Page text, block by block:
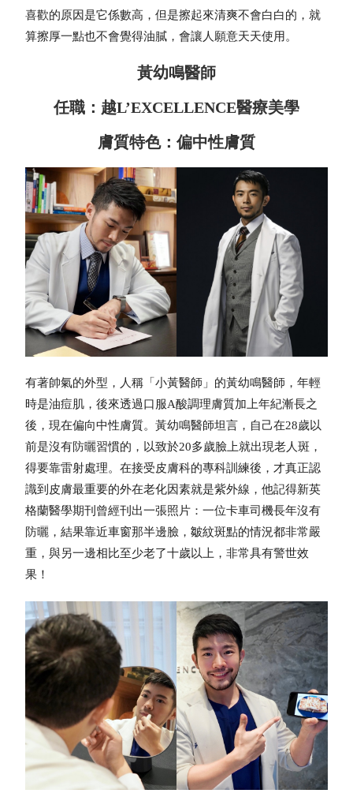
喜歡的原因是它係數高，但是擦起來清爽不會白白的，就
算擦厚一點也不會覺得油膩，會讓人願意天天使用。
黃幼鳴醫師
任職：越L’EXCELLENCE醫療美學
膚質特色：偏中性膚質
有著帥氣的外型，人稱「小黃醫師」的黃幼鳴醫師，年輕
時是油痘肌，後來透過口服A酸調理膚質加上年紀漸長之
後，現在偏向中性膚質。黃幼鳴醫師坦言，自己在28歲以
前是沒有防曬習慣的，以致於20多歲臉上就出現老人斑，
得要靠雷射處理。在接受皮膚科的專科訓練後，才真正認
識到皮膚最重要的外在老化因素就是紫外線，他記得新英
格蘭醫學期刊曾經刊出一張照片：一位卡車司機長年沒有
防曬 ，結果靠近車窗那半邊臉，皺紋斑點的情況都非常嚴
重，與另一邊相比至少老了十歲以上，非常具有警世效
果！